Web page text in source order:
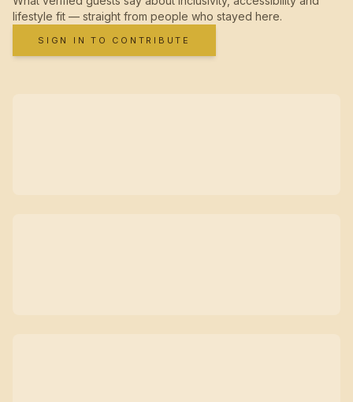
lifestyle fit — straight from people who stayed here.
SIGN IN TO CONTRIBUTE